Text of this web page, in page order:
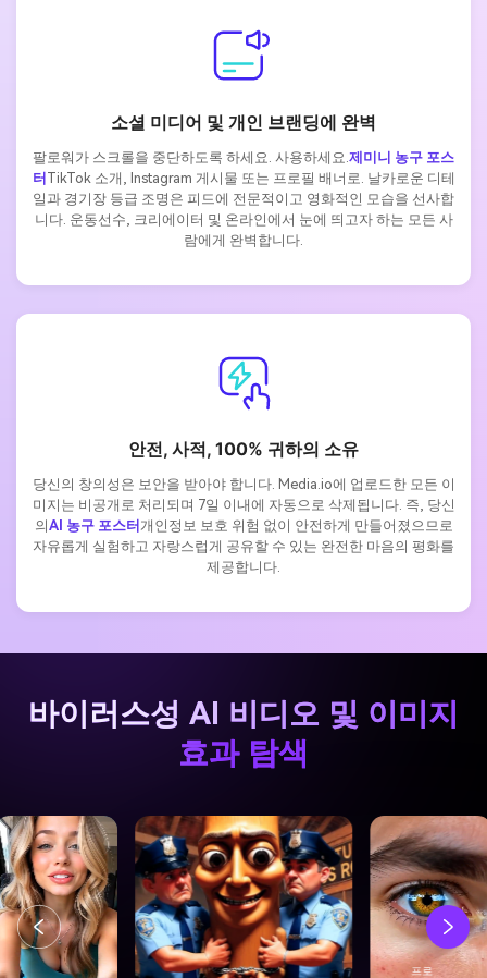
소셜 미디어 및 개인 브랜딩에 완벽
팔로워가 스크롤을 중단하도록 하세요. 사용하세요. 제미니 농구 포스
터 TikTok 소개, Instagram 게시물 또는 프로필 배너로. 날카로운 디테
일과 경기장 등급 조명은 피드에 전문적이고 영화적인 모습을 선사합
니다. 운동선수, 크리에이터 및 온라인에서 눈에 띄고자 하는 모든 사
람에게 완벽합니다.
안전, 사적, 100% 귀하의 소유
당신의 창의성은 보안을 받아야 합니다. Media.io에 업로드한 모든 이
미지는 비공개로 처리되며 7일 이내에 자동으로 삭제됩니다. 즉, 당신
의AI 농구 포스터개인정보 보호 위험 없이 안전하게 만들어졌으므로
자유롭게 실험하고 자랑스럽게 공유할 수 있는 완전한 마음의 평화를
제공합니다.
바이러스성 AI 비디오 및 이미지
효과 탐색
프로